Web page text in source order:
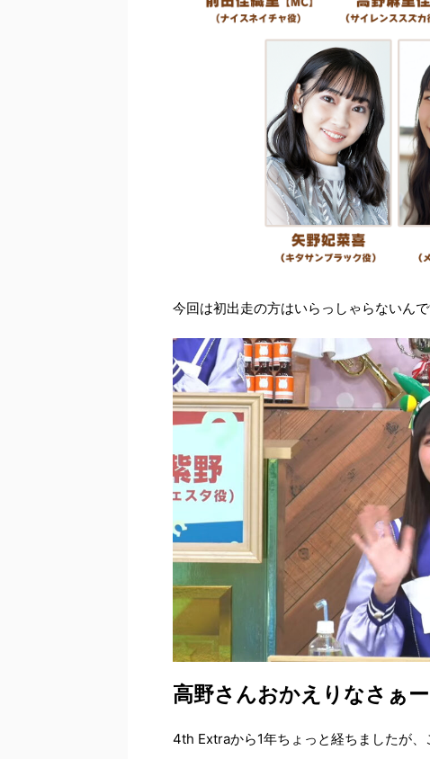
今回は初出走の方はいらっしゃらないん
高野さんおかえりなさぁ
4th Extraから1年ちょっと経ちましたが